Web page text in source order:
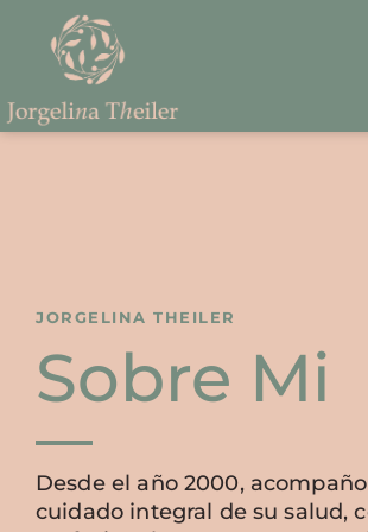
JORGELINA THEILER
Sobre Mi
Desde el año 2000,
cuidado integral de su salud,